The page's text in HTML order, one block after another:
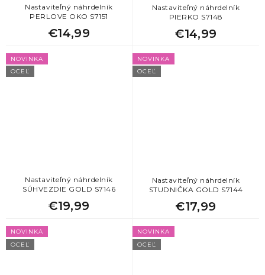
Nastaviteľný náhrdelník
PERLOVE OKO S7151
€14,99
Nastaviteľný náhrdelník
PIERKO S7148
€14,99
NOVINKA
OCEĽ
Nastaviteľný náhrdelník
SÚHVEZDIE GOLD S7146
€19,99
NOVINKA
OCEĽ
Nastaviteľný náhrdelník
STUDNIČKA GOLD S7144
€17,99
NOVINKA
OCEĽ
NOVINKA
OCEĽ